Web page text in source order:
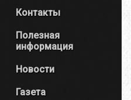
Контакты
Полезная
информация
Новости
Газета